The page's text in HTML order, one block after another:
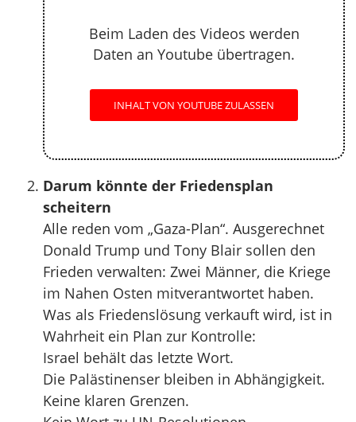
Beim Laden des Videos werden
Daten an Youtube übertragen.
INHALT VON YOUTUBE ZULASSEN
Darum könnte der Friedensplan
scheitern
Alle reden vom „Gaza-Plan“. Ausgerechnet
Donald Trump und Tony Blair sollen den
Frieden verwalten: Zwei Männer, die Kriege
im Nahen Osten mitverantwortet haben.
Was als Friedenslösung verkauft wird, ist in
Wahrheit ein Plan zur Kontrolle:
Israel behält das letzte Wort.
Die Palästinenser bleiben in Abhängigkeit.
Keine klaren Grenzen.